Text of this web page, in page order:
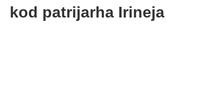
kod patrijarha Irineja